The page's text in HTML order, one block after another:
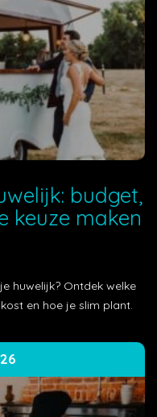
budget,
keuze maken
huwelijk? Ontdek welke
en hoe je slim plant.